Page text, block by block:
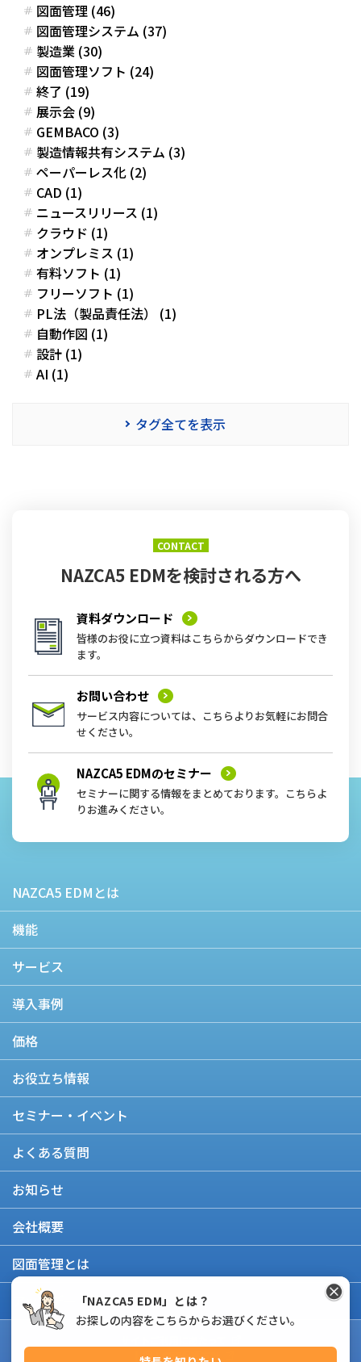
図面管理 (46)
図面管理システム (37)
製造業 (30)
図面管理ソフト (24)
終了 (19)
展示会 (9)
GEMBACO (3)
製造情報共有システム (3)
ペーパーレス化 (2)
CAD (1)
ニュースリリース (1)
クラウド (1)
オンプレミス (1)
有料ソフト (1)
フリーソフト (1)
PL法（製品責任法） (1)
自動作図 (1)
設計 (1)
AI (1)
タグ全てを表示
CONTACT
NAZCA5 EDMを検討される方へ
資料ダウンロード
皆様のお役に立つ資料はこちらからダウンロードでき
ます。
お問い合わせ
サービス内容については、こちらよりお気軽にお問合
せください。
NAZCA5 EDMのセミナー
セミナーに関する情報をまとめております。こちらよ
りお進みください。
NAZCA5 EDMとは
機能
サービス
導入事例
価格
お役立ち情報
セミナー・イベント
よくある質問
お知らせ
会社概要
図面管理とは
アップデート情報
個人情報保護方針
「NAZCA5 EDM」とは？
お探しの内容をこちらからお選びください。